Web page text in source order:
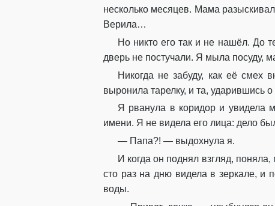
несколько месяцев. Мама
Верила…
Но никто его так и не нашёл. До
дверь не постучали. Я мыла посуду,
Никогда не забуду, как её смех
выронила тарелку, и та, ударившись
Я рванула в коридор и увидела
имени. Я не видела его лица: дело
— Папа?! — выдохнула я.
И когда он поднял взгляд,
сто раз на дню видела в зеркале, и
воды.